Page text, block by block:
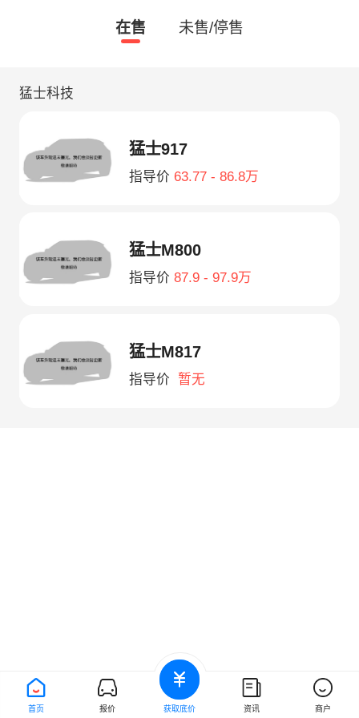
在售 未售/停售
猛士科技
猛士917
指导价 63.77 - 86.8万
猛士M800
指导价 87.9 - 97.9万
猛士M817
指导价 暂无
首页 报价 获取底价 资讯 商户